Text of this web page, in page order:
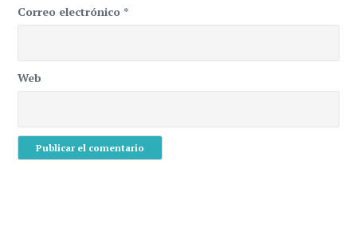
Correo electrónico *
Web